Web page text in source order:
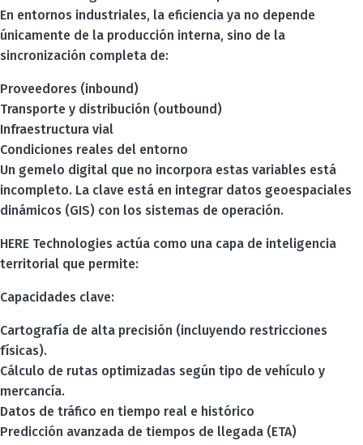
En entornos industriales, la eficiencia ya no depende
únicamente de la producción interna, sino de la
sincronización completa de:
Proveedores (inbound)
Transporte y distribución (outbound)
Infraestructura vial
Condiciones reales del entorno
Un gemelo digital que no incorpora estas variables está
incompleto. La clave está en integrar datos geoespaciales
dinámicos (GIS) con los sistemas de operación.
HERE Technologies actúa como una capa de inteligencia
territorial que permite:
Capacidades clave:
Cartografía de alta precisión (incluyendo restricciones
físicas).
Cálculo de rutas optimizadas según tipo de vehículo y
mercancía.
Datos de tráfico en tiempo real e histórico
Predicción avanzada de tiempos de llegada (ETA)